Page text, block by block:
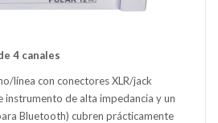
4 canales
línea con conectores XLR/jack
instrumento de alta impedancia y un
Bluetooth) cubren prácticamente